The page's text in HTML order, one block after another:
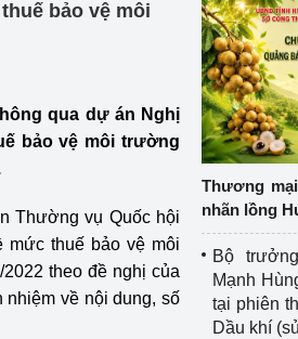
của Lãnh đạo Bộ
Thủy sản
bảo vệ môi
qua dự án Nghị
bảo vệ môi trường
Thường vụ Quốc hội
mức thuế bảo vệ môi
theo đề nghị của
về nội dung, số
Thương
nhãn lồng
Bộ
Mạnh
tại phiên
Dầu khí